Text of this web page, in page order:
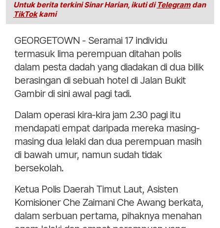
Untuk berita terkini Sinar Harian, ikuti di Telegramdan
TikTokkami
GEORGETOWN - Seramai 17 individu
termasuk lima perempuan ditahan polis
dalam pesta dadah yang diadakan di dua bilik
berasingan di sebuah hotel di Jalan Bukit
Gambir di sini awal pagi tadi.
Dalam operasi kira-kira jam 2.30 pagi itu
mendapati empat daripada mereka masing-
masing dua lelaki dan dua perempuan masih
di bawah umur, namun sudah tidak
bersekolah.
Ketua Polis Daerah Timut Laut, Asisten
Komisioner Che Zaimani Che Awang berkata,
dalam serbuan pertama, pihaknya menahan